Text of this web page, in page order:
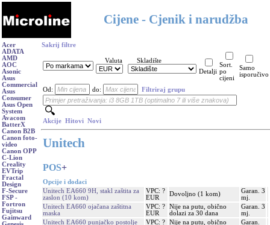
Cijene - Cjenik i narudžba
Acer
ADATA
AMD
AOC
Asonic
Asus
Commercial
Asus
Consumer
Asus Open
System
Avacom
BatterX
Canon B2B
Canon foto-
video
Canon OPP
C-Lion
Creality
EVTrip
Fractal
Design
F-Secure
FSP -
Fortron
Fujitsu
Gainward
Sakrij filtre
Valuta
Skladište
Detalji
Sort.
po
cijeni
Samo
isporučivo
Od: do: Filtriraj grupu
Akcije Hitovi Novi
Unitech
POS+
Opcije i dodaci
Unitech EA660 9H, stakl zaštita za
zaslon (10 kom)
VPC: ?
EUR
Dovoljno (1 kom)
Garan. 3
mj.
Unitech EA660 ojačana zaštitna
maska
VPC: ?
EUR
Nije na putu, obično
dolazi za 30 dana
Garan. 3
mj.
Unitech EA660 punjačko postolje
VPC: ?
Nije na putu, obično
Garan.